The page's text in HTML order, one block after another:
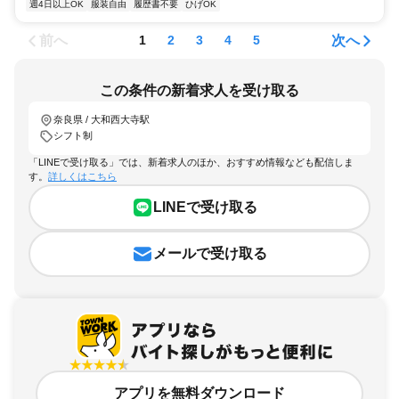
週4日以上OK 服装自由 履歴書不要 ひげOK
前へ 1 2 3 4 5 次へ
この条件の新着求人を受け取る
奈良県 / 大和西大寺駅
シフト制
「LINEで受け取る」では、新着求人のほか、おすすめ情報なども配信しま
す。 詳しくはこちら
LINEで受け取る
メールで受け取る
アプリを無料ダウンロード